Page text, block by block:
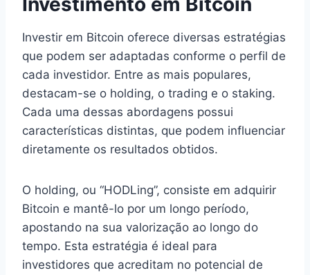
Investir em Bitcoin oferece diversas estratégias
que podem ser adaptadas conforme o perfil de
cada investidor. Entre as mais populares,
destacam-se o holding, o trading e o staking.
Cada uma dessas abordagens possui
características distintas, que podem influenciar
diretamente os resultados obtidos.
O holding, ou “HODLing”, consiste em adquirir
Bitcoin e mantê-lo por um longo período,
apostando na sua valorização ao longo do
tempo. Esta estratégia é ideal para
investidores que acreditam no potencial de